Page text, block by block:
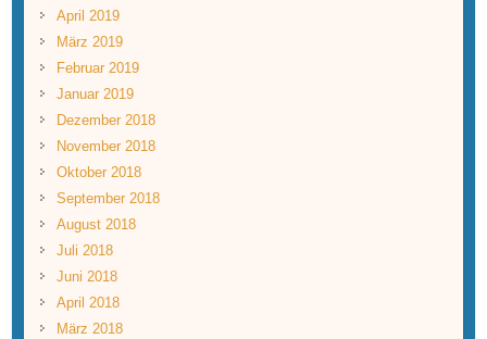
April 2019
März 2019
Februar 2019
Januar 2019
Dezember 2018
November 2018
Oktober 2018
September 2018
August 2018
Juli 2018
Juni 2018
April 2018
März 2018